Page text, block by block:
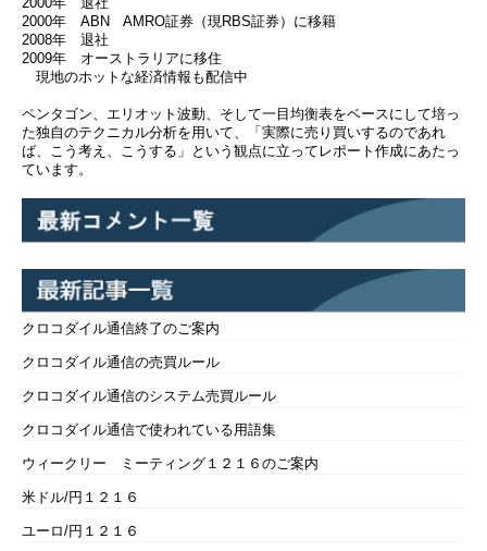
2000年 ABN AMRO証券（現RBS証券）に移籍
2008年 退社
2009年 オーストラリアに移住
現地のホットな経済情報も配信中
ペンタゴン、エリオット波動、そして一目均衡表をベースにして培っ
た独自のテクニカル分析を用いて、「実際に売り買いするのであれ
ば、こう考え、こうする」という観点に立ってレポート作成にあたっ
ています。
クロコダイル通信終了のご案内
クロコダイル通信の売買ルール
クロコダイル通信のシステム売買ルール
クロコダイル通信で使われている用語集
ウィークリー ミーティング１２１６のご案内
米ドル/円１２１６
ユーロ/円１２１６